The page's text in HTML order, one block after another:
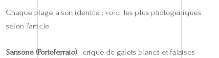
Chaque plage a son identité ; voici les plus photogéniques
selon l’article :
Sansone (Portoferraio) : crique de galets blancs et falaises